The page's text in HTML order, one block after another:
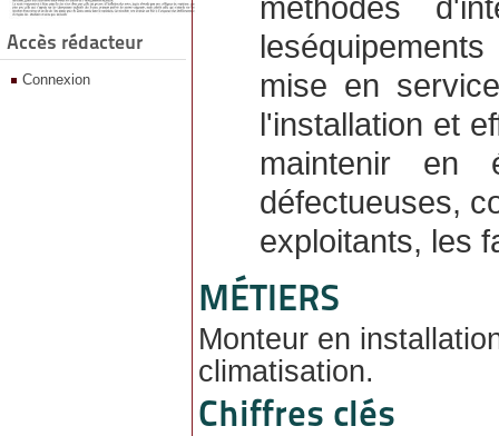
Accès rédacteur
Connexion
méthodes
mise en
l'installation et
maintenir en
défectueuses,
exploitants, les
MÉTIERS
Monteur en
climatisation.
Chiffres clés